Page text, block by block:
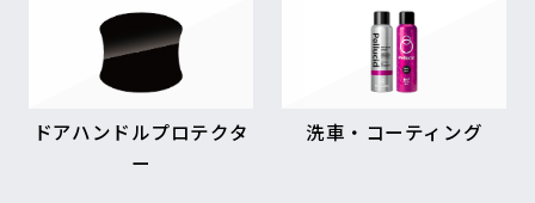
ドアハンドルプロテクタ
ー
洗車・コーティング